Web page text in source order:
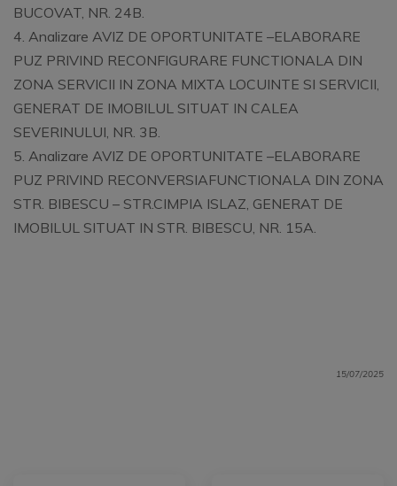
BUCOVAT, NR. 24B.
4. Analizare AVIZ DE OPORTUNITATE –ELABORARE
PUZ PRIVIND RECONFIGURARE FUNCTIONALA DIN
ZONA SERVICII IN ZONA MIXTA LOCUINTE SI SERVICII,
GENERAT DE IMOBILUL SITUAT IN CALEA
SEVERINULUI, NR. 3B.
5. Analizare AVIZ DE OPORTUNITATE –ELABORARE
PUZ PRIVIND RECONVERSIAFUNCTIONALA DIN ZONA
STR. BIBESCU – STR.CIMPIA ISLAZ, GENERAT DE
IMOBILUL SITUAT IN STR. BIBESCU, NR. 15A.
15/07/2025